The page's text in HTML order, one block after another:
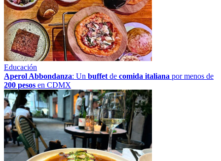
Educación
Aperol Abbondanza: Un buffet de comida italiana por menos de
200 pesos en CDMX